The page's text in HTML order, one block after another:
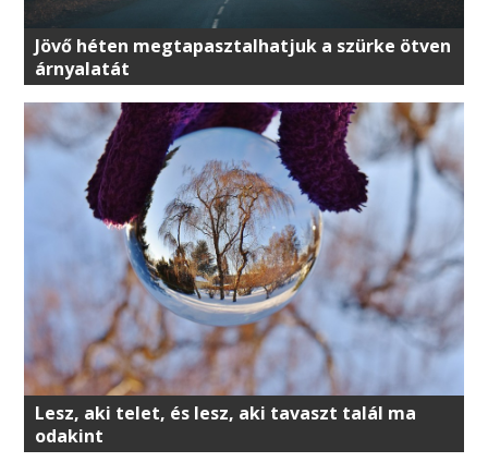
Jövő héten megtapasztalhatjuk a szürke ötven
árnyalatát
Lesz, aki telet, és lesz, aki tavaszt talál ma
odakint